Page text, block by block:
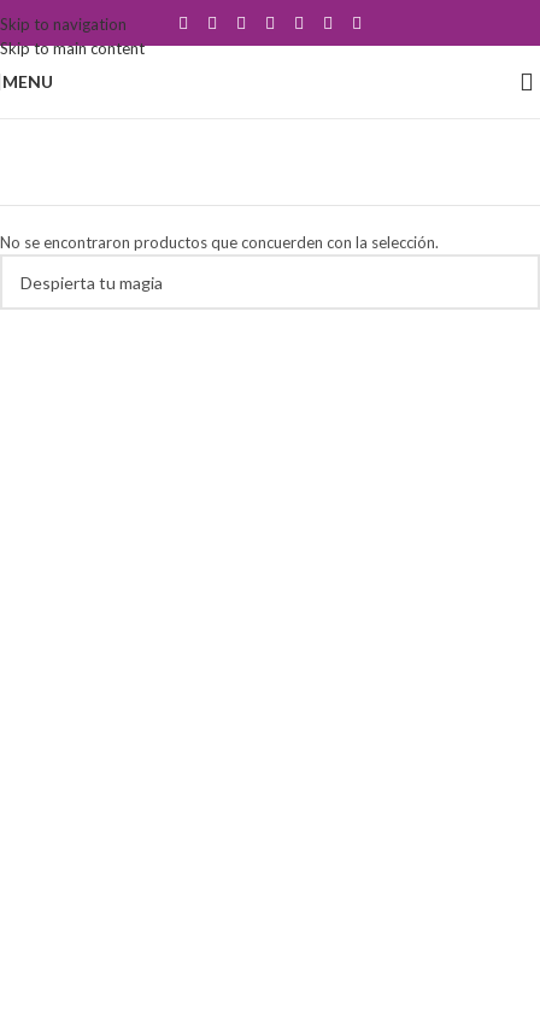
Skip to navigation
Skip to main content
MENU
No se encontraron productos que concuerden con la selección.